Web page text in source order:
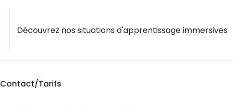
Découvrez nos situations d'apprentissage immersives
Contact/Tarifs